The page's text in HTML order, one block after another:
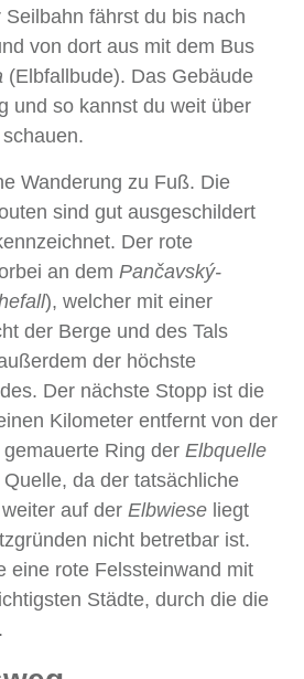
fährst du bis nach
von dort aus mit dem Bus
(Elbfallbude). Das Gebäude
und so kannst du weit über
Wanderung zu Fuß. Die
sind gut ausgeschildert
Der rote
an dem Pančavský-
), welcher mit einer
der Berge und des Tals
der höchste
Der nächste Stopp ist die
Kilometer entfernt von der
gemauerte Ring der Elbquelle
da der tatsächliche
auf der Elbwiese liegt
nicht betretbar ist.
eine rote Felssteinwand mit
Städte, durch die die